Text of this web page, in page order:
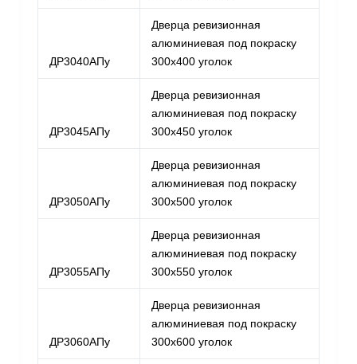
ДР3040АПу
Дверца ревизионная
алюминиевая под покраску
300х400 уголок
ДР3045АПу
Дверца ревизионная
алюминиевая под покраску
300х450 уголок
ДР3050АПу
Дверца ревизионная
алюминиевая под покраску
300х500 уголок
ДР3055АПу
Дверца ревизионная
алюминиевая под покраску
300х550 уголок
ДР3060АПу
Дверца ревизионная
алюминиевая под покраску
300х600 уголок